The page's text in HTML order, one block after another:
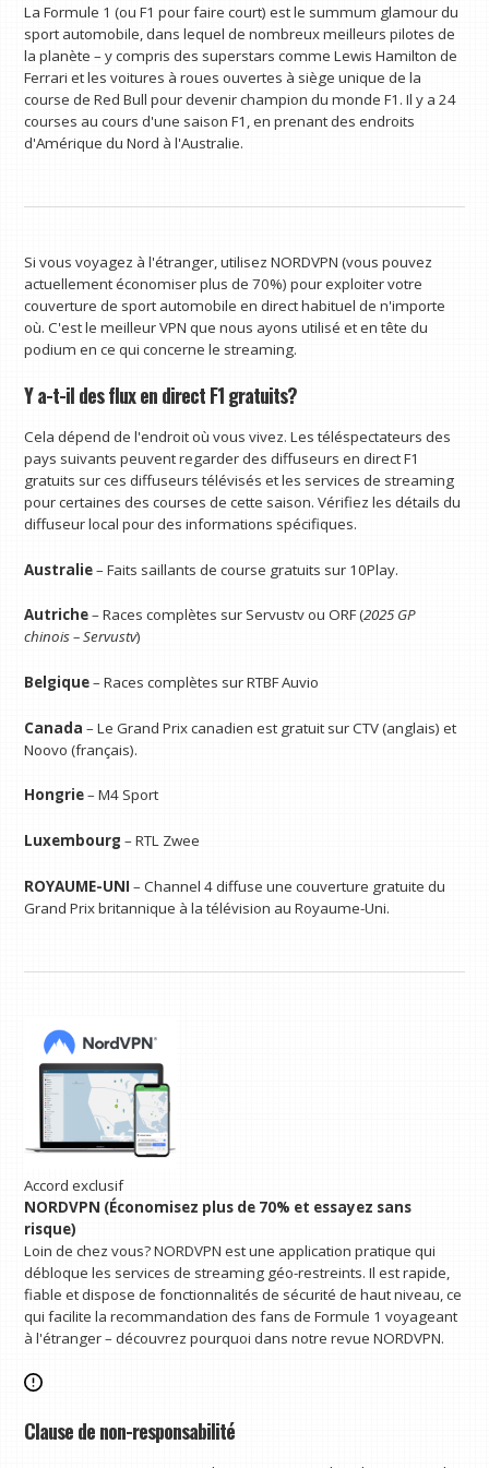
La Formule 1 (ou F1 pour faire court) est le summum glamour du
sport automobile, dans lequel de nombreux meilleurs pilotes de
la planète – y compris des superstars comme Lewis Hamilton de
Ferrari et les voitures à roues ouvertes à siège unique de la
course de Red Bull pour devenir champion du monde F1. Il y a 24
courses au cours d'une saison F1, en prenant des endroits
d'Amérique du Nord à l'Australie.
Si vous voyagez à l'étranger, utilisez NORDVPN (vous pouvez
actuellement économiser plus de 70%) pour exploiter votre
couverture de sport automobile en direct habituel de n'importe
où. C'est le meilleur VPN que nous ayons utilisé et en tête du
podium en ce qui concerne le streaming.
Y a-t-il des flux en direct F1 gratuits?
Cela dépend de l'endroit où vous vivez. Les téléspectateurs des
pays suivants peuvent regarder des diffuseurs en direct F1
gratuits sur ces diffuseurs télévisés et les services de streaming
pour certaines des courses de cette saison. Vérifiez les détails du
diffuseur local pour des informations spécifiques.
Australie– Faits saillants de course gratuits sur 10Play.
Autriche– Races complètes sur Servustv ou ORF (2025 GP
chinois – Servustv)
Belgique– Races complètes sur RTBF Auvio
Canada – Le Grand Prix canadien est gratuit sur CTV (anglais) et
Noovo (français).
Hongrie– M4 Sport
Luxembourg– RTL Zwee
ROYAUME-UNI – Channel 4 diffuse une couverture gratuite du
Grand Prix britannique à la télévision au Royaume-Uni.
Accord exclusif
NORDVPN (Économisez plus de 70% et essayez sans
risque)
Loin de chez vous? NORDVPN est une application pratique qui
débloque les services de streaming géo-restreints. Il est rapide,
fiable et dispose de fonctionnalités de sécurité de haut niveau, ce
qui facilite la recommandation des fans de Formule 1 voyageant
à l'étranger – découvrez pourquoi dans notre revue NORDVPN.
Clause de non-responsabilité